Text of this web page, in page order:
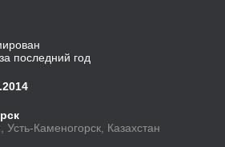
последний год
Каменогорск, Казахстан